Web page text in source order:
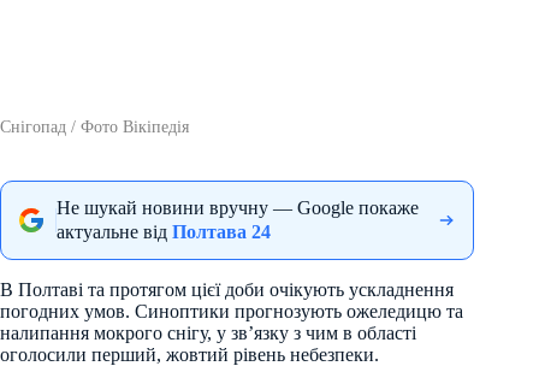
Снігопад / Фото Вікіпедія
Не шукай новини вручну — Google покаже
актуальне від Полтава 24
В Полтаві та протягом цієї доби очікують ускладнення
погодних умов. Синоптики прогнозують ожеледицю та
налипання мокрого снігу, у зв’язку з чим в області
оголосили перший, жовтий рівень небезпеки.